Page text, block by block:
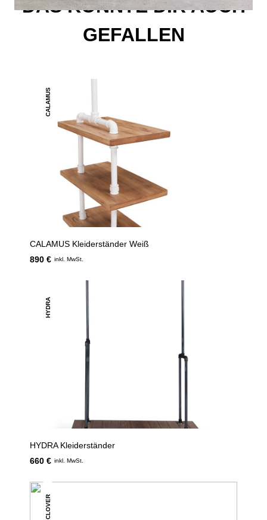
DAS KÖNNTE DIR AUCH
GEFALLEN
CALAMUS
CALAMUS Kleiderständer Weiß
890 € inkl. MwSt.
HYDRA
HYDRA Kleiderständer
660 € inkl. MwSt.
CLOVER